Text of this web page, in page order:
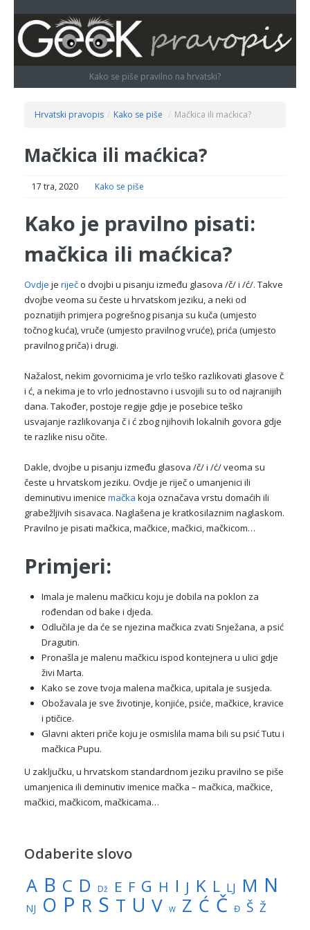
Kako se piše pravilno na hrvatski?
Hrvatski pravopis / Kako se piše / Mačkica ili maćkica?
Mačkica ili maćkica?
17 tra, 2020 Kako se piše
Kako je pravilno pisati:
mačkica ili maćkica?
Ovdje je riječo dvojbi u pisanju između glasova /č/ i /ć/. Takve
dvojbe veoma su česte u hrvatskom jeziku, a neki od
poznatijih primjera pogrešnog pisanja su kuča (umjesto
točnog kuća), vruče (umjesto pravilnog vruće), prića (umjesto
pravilnog priča) i drugi.
Nažalost, nekim govornicima je vrlo teško razlikovati glasove č
i ć, a nekima je to vrlo jednostavno i usvojili su to od najranijih
dana. Također, postoje regije gdje je posebice teško
usvajanje razlikovanja č i ć zbog njihovih lokalnih govora gdje
te razlike nisu očite.
Dakle, dvojbe u pisanju između glasova /č/ i /ć/ veoma su
česte u hrvatskom jeziku. Ovdje je riječ o umanjenici ili
deminutivu imenice mačka koja označava vrstu domaćih ili
grabežljivih sisavaca. Naglašena je kratkosilaznim naglaskom.
Pravilno je pisati mačkica, mačkice, mačkici, mačkicom…
Primjeri:
Imala je malenu mačkicu koju je dobila na poklon za
rođendan od bake i djeda.
Odlučila je da će se njezina mačkica zvati Snježana, a psić
Dragutin.
Pronašla je malenu mačkicu ispod kontejnera u ulici gdje
živi Marta.
Kako se zove tvoja malena mačkica, upitala je susjeda.
Obožavala je sve životinje, konjiće, psiće, mačkice, kravice
i ptičice.
Glavni akteri priče koju je osmislila mama bili su psić Tutu i
mačkica Pupu.
U zaključku, u hrvatskom standardnom jeziku pravilno se piše
umanjenica ili deminutiv imenice mačka – mačkica, mačkice,
mačkici, mačkicom, mačkicama…
Odaberite slovo
A B C D Dž E F G H I J K L LJ M N
NJ O P R S T U V W Z Ć Č Đ Š Ž